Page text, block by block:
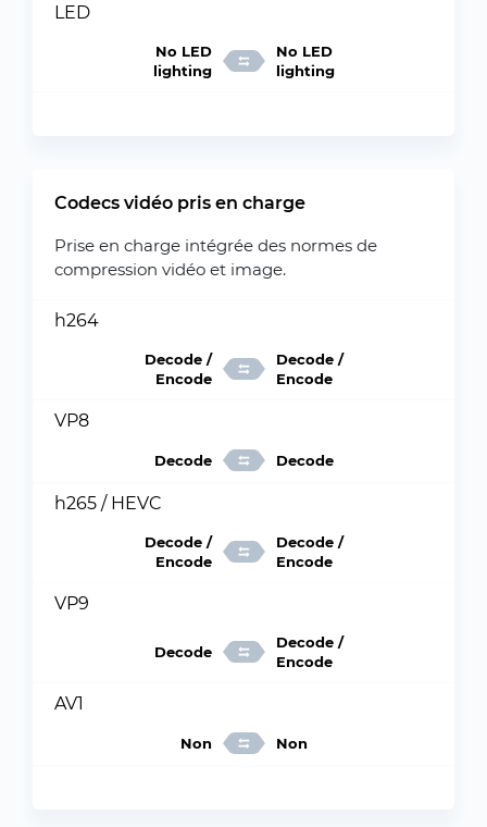
LED
No LED
lighting
No LED
lighting
Codecs vidéo pris en charge
Prise en charge intégrée des normes de
compression vidéo et image.
h264
Decode /
Encode
Decode /
Encode
VP8
Decode Decode
h265 / HEVC
Decode /
Encode
Decode /
Encode
VP9
Decode
Decode /
Encode
AV1
Non Non